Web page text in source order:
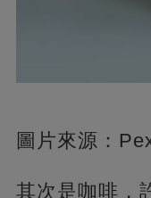
圖片來源：
其次是咖啡，